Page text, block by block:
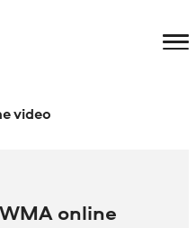
video
online